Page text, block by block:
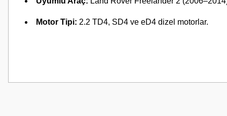
Motor Tipi: 2.2 TD4, SD4 ve eD4 dizel motorlar.
Görüş ve önerileriniz için teşekkür ederiz.